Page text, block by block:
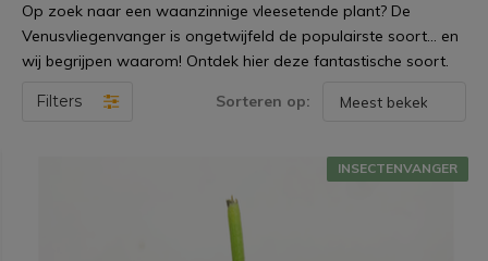
Op zoek naar een waanzinnige vleesetende plant? De
Venusvliegenvanger is ongetwijfeld de populairste soort... en
wij begrijpen waarom! Ontdek hier deze fantastische soort.
Filters Sorteren op:
INSECTENVANGER